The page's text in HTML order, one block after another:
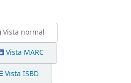
Vista normal
Vista MARC
Vista ISBD